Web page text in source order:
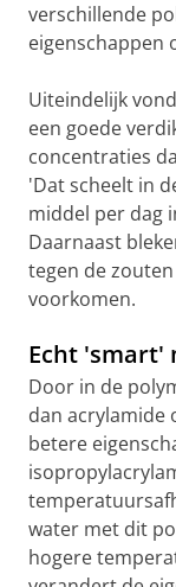
verschillende
eigenschappen
Uiteindelijk
een goede
concentraties
'Dat scheelt in
middel per dag
Daarnaast
tegen de
voorkomen.
Echt 'smart'
Door in de
dan acrylamide
betere
water met dit
hogere